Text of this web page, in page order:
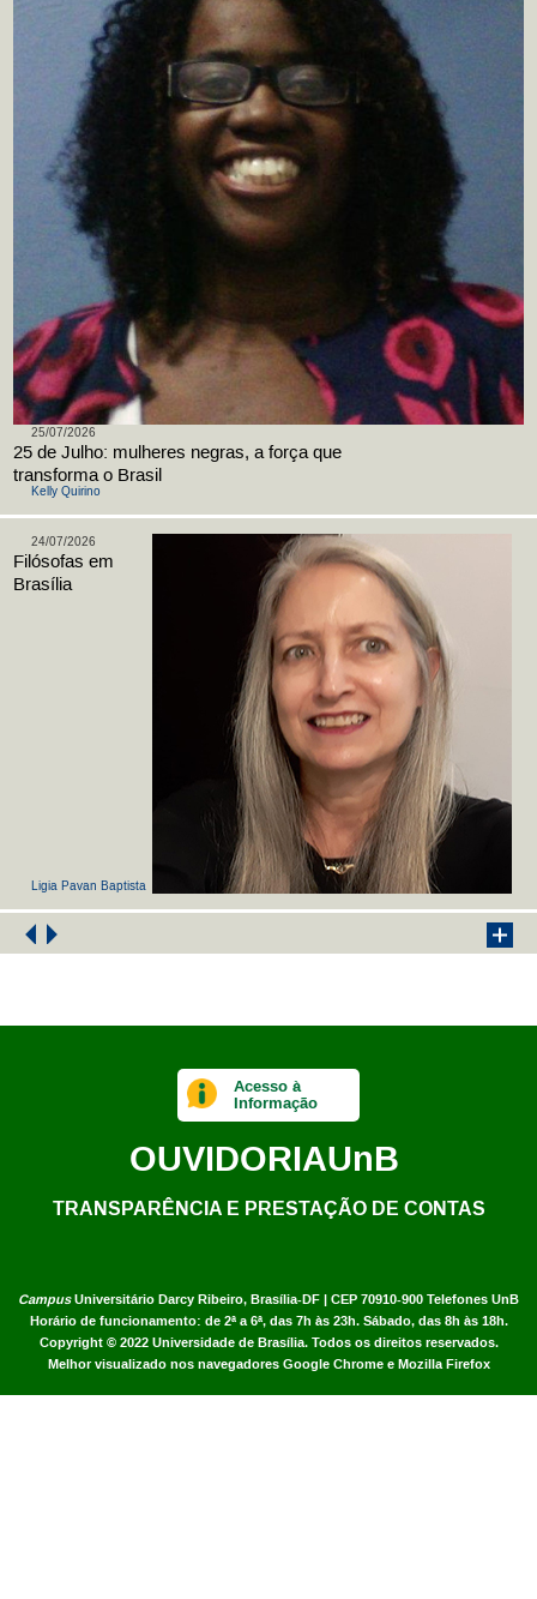
Kelly Quirino
25/07/2026
25 de Julho: mulheres negras, a força que
transforma o Brasil
Ligia Pavan Baptista
24/07/2026
Filósofas em
Brasília
CampusUniversitário Darcy Ribeiro, Brasília-DF | CEP 70910-900 Telefones UnB
Horário de funcionamento: de 2ª a 6ª, das 7h às 23h. Sábado, das 8h às 18h.
Copyright © 2022 Universidade de Brasília. Todos os direitos reservados.
Melhor visualizado nos navegadores Google Chrome e Mozilla Firefox
Acesso à
Informação
OUVIDORIAUnB
TRANSPARÊNCIA E PRESTAÇÃO DE CONTAS